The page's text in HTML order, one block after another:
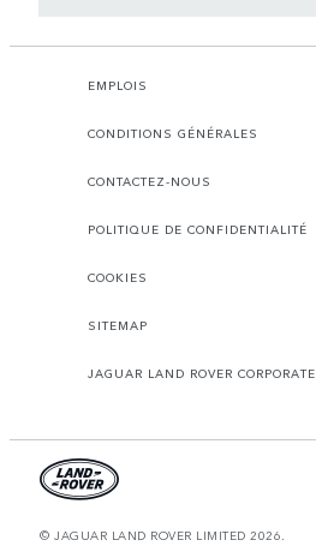
EMPLOIS
CONDITIONS GÉNÉRALES
CONTACTEZ-NOUS
POLITIQUE DE CONFIDENTIALITÉ
COOKIES
SITEMAP
JAGUAR LAND ROVER CORPORATE
© JAGUAR LAND ROVER LIMITED 2026.